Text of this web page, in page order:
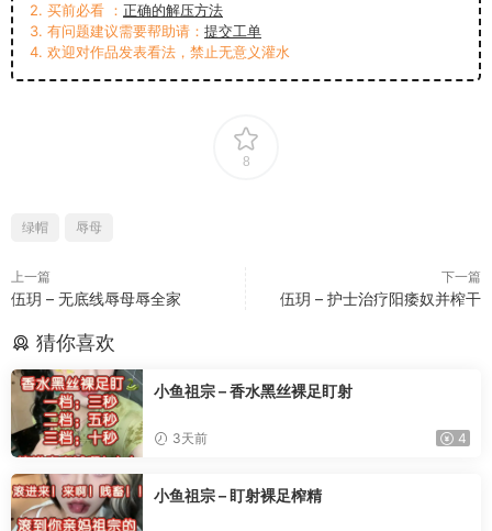
2. 买前必看 ： 正确的解压方法
3. 有问题建议需要帮助请： 提交工单
4. 欢迎对作品发表看法，禁止无意义灌水
8
绿帽 辱母
上一篇
伍玥 – 无底线辱母辱全家
下一篇
伍玥 – 护士治疗阳痿奴并榨干
猜你喜欢
小鱼祖宗 – 香水黑丝裸足盯射
3天前 4
小鱼祖宗 – 盯射裸足榨精